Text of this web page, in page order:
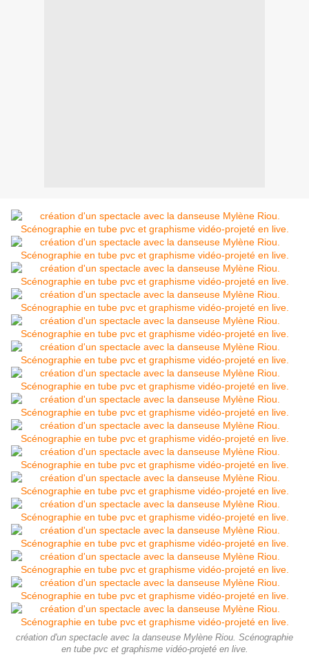
création d'un spectacle avec la danseuse Mylène Riou. Scénographie
en tube pvc et graphisme vidéo-projeté en live.